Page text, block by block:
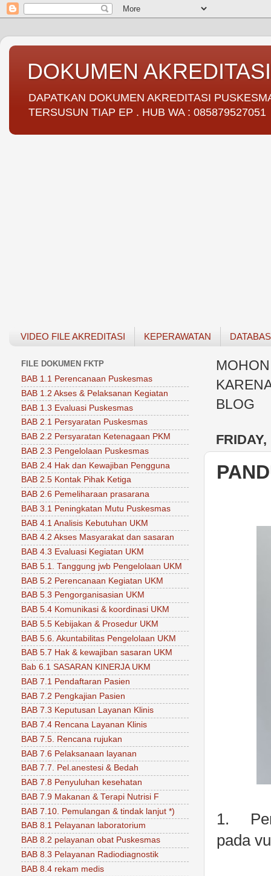
DOKUMEN
DAPATKAN DOKUMEN AKREDITASI
TERSUSUN TIAP EP . HUB WA : 085879527051
VIDEO FILE AKREDITASI KEPERAWATAN
BLOG
1.
pada
FILE DOKUMEN FKTP
BAB 1.1 Perencanaan Puskesmas
BAB 1.2 Akses & Pelaksanan Kegiatan
BAB 1.3 Evaluasi Puskesmas
BAB 2.1 Persyaratan Puskesmas
BAB 2.2 Persyaratan Ketenagaan PKM
BAB 2.3 Pengelolaan Puskesmas
BAB 2.4 Hak dan Kewajiban Pengguna
BAB 2.5 Kontak Pihak Ketiga
BAB 2.6 Pemeliharaan prasarana
BAB 3.1 Peningkatan Mutu Puskesmas
BAB 4.1 Analisis Kebutuhan UKM
BAB 4.2 Akses Masyarakat dan sasaran
BAB 4.3 Evaluasi Kegiatan UKM
BAB 5.1. Tanggung jwb Pengelolaan UKM
BAB 5.2 Perencanaan Kegiatan UKM
BAB 5.3 Pengorganisasian UKM
BAB 5.4 Komunikasi & koordinasi UKM
BAB 5.5 Kebijakan & Prosedur UKM
BAB 5.6. Akuntabilitas Pengelolaan UKM
BAB 5.7 Hak & kewajiban sasaran UKM
Bab 6.1 SASARAN KINERJA UKM
BAB 7.1 Pendaftaran Pasien
BAB 7.2 Pengkajian Pasien
BAB 7.3 Keputusan Layanan Klinis
BAB 7.4 Rencana Layanan Klinis
BAB 7.5. Rencana rujukan
BAB 7.6 Pelaksanaan layanan
BAB 7.7. Pel.anestesi & Bedah
BAB 7.8 Penyuluhan kesehatan
BAB 7.9 Makanan & Terapi Nutrisi F
BAB 7.10. Pemulangan & tindak lanjut *)
BAB 8.1 Pelayanan laboratorium
BAB 8.2 pelayanan obat Puskesmas
BAB 8.3 Pelayanan Radiodiagnostik
BAB 8.4 rekam medis